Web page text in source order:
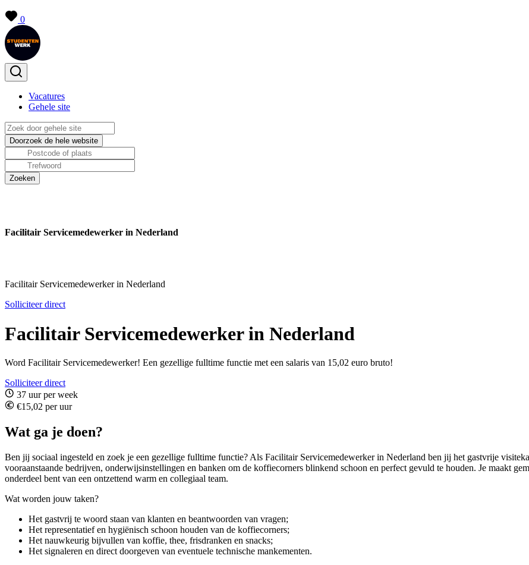
0
Vacatures
Gehele site
Facilitair Servicemedewerker in Nederland
Facilitair Servicemedewerker in Nederland
Solliciteer direct
Facilitair Servicemedewerker in Nederland
Word Facilitair Servicemedewerker! Een gezellige fulltime functie met een salaris van 15,02 euro bruto!
Solliciteer direct
37 uur per week
€15,02 per uur
Wat ga je doen?
Ben jij sociaal ingesteld en zoek je een gezellige fulltime functie? Als Facilitair Servicemedewerker in Nederland ben jij het gastvrije
vooraanstaande bedrijven, onderwijsinstellingen en banken om de koffiecorners blinkend schoon en perfect gevuld te houden. Je maakt
onderdeel bent van een ontzettend warm en collegiaal team.
Wat worden jouw taken?
Het gastvrij te woord staan van klanten en beantwoorden van vragen;
Het representatief en hygiënisch schoon houden van de koffiecorners;
Het nauwkeurig bijvullen van koffie, thee, frisdranken en snacks;
Het signaleren en direct doorgeven van eventuele technische mankementen.